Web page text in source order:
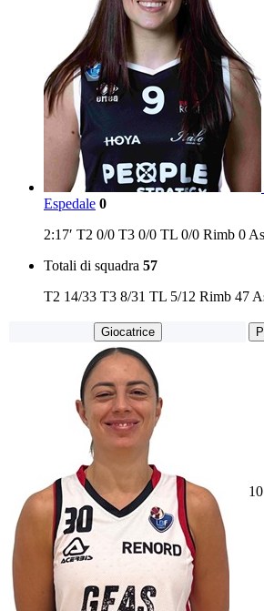
Espedale 0
2:17′ T2 0/0 T3 0/0 TL 0/0 Rimb 0
Totali di squadra 57
T2 14/33 T3 8/31 TL 5/12 Rimb 47
Giocatrice
10